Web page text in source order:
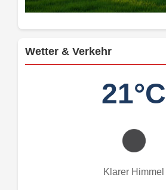
Wetter & Verkehr
21°C
Klarer Himmel